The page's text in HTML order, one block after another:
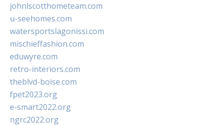
johnlscotthometeam.com
u-seehomes.com
watersportslagonissi.com
mischieffashion.com
eduwyre.com
retro-interiors.com
theblvd-boise.com
fpet2023.org
e-smart2022.org
ngrc2022.org